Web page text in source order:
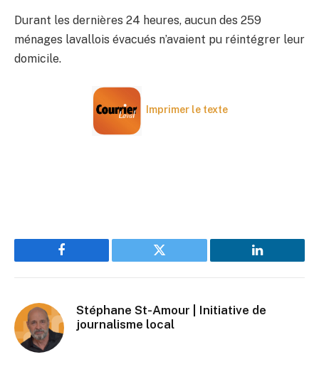
Durant les dernières 24 heures, aucun des 259
ménages lavallois évacués n’avaient pu réintégrer leur
domicile.
Imprimer le texte
Facebook Twitter LinkedIn
Stéphane St-Amour | Initiative de
journalisme local